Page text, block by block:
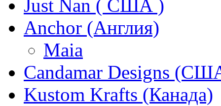
Just Nan ( США )
Anchor (Англия)
Maia
Candamar Designs
Kustom Krafts (Канада)